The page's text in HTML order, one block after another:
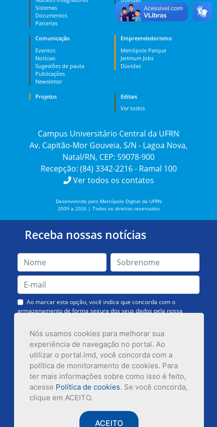
Nós usamos cookies para melhorar sua
experiência de navegação no portal. Ao
utilizar o portal.imd, você concorda com a
política de monitoramento de cookies. Para
ter mais informações sobre como isso é feito,
acesse Política de cookies. Se você concorda,
clique em ACEITO.
ACEITO
Sistemas
Documentos
Parcerias
Comunicação
Eventos
Notícias
Sugestões de pauta
Publicações
Newsletter
Empreendedorismo
Metrópole Parque
Jerimum Jobs
Dúvidas
Projetos
Editais
Ver todos
Campus Universitário Central da UFRN
Av. Capitão-Mor Gouveia, S/N - Lagoa Nova,
Natal/RN, CEP: 59078-900
Recepção: (84) 3342-2216 - Ramal 100
Ver todos os contatos
Desenvolvido pelo Metrópole Digital da UFRN
2009 a 2026 | Todos os direitos reservados
Receba nossas notícias
Ao marcar esta opção, você indica que concorda com o
armazenamento de forma segura dos seus dados pela nossa
Inscrever-se